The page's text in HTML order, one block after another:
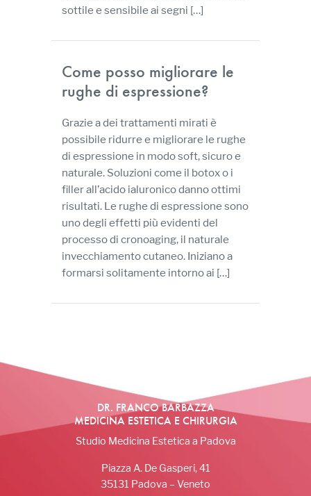
sottile e sensibile ai segni […]
Come posso migliorare le
rughe di espressione?
Grazie a dei trattamenti mirati è
possibile ridurre e migliorare le rughe
di espressione in modo soft, sicuro e
naturale. Soluzioni come il botox o i
filler all’acido ialuronico danno ottimi
risultati. Le rughe di espressione sono
uno degli effetti più evidenti del
processo di cronoaging, il naturale
invecchiamento cutaneo. Iniziano a
formarsi solitamente intorno ai […]
DR. FRANCO BARBAZZA
MEDICINA ESTETICA E CHIRURGIA
Studio Medicina Estetica a Padova
Piazza A. De Gasperi, 41
35131 Padova – Veneto